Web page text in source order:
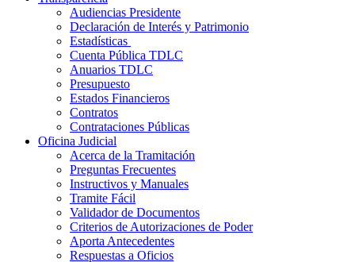
Audiencias Presidente
Declaración de Interés y Patrimonio
Estadísticas
Cuenta Pública TDLC
Anuarios TDLC
Presupuesto
Estados Financieros
Contratos
Contrataciones Públicas
Oficina Judicial
Acerca de la Tramitación
Preguntas Frecuentes
Instructivos y Manuales
Tramite Fácil
Validador de Documentos
Criterios de Autorizaciones de Poder
Aporta Antecedentes
Respuestas a Oficios